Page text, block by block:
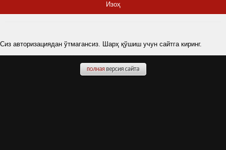
Изоҳ
Сиз авторизациядан ўтмагансиз. Шарҳ қўшиш учун сайтга киринг.